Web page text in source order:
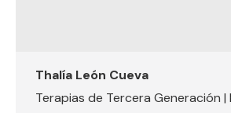
Thalía León Cueva
Terapias de Tercera Generación |